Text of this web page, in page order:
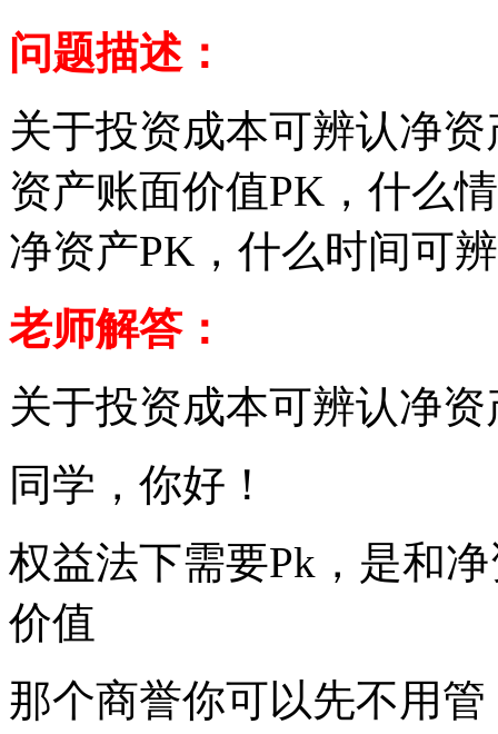
问题描述：
关于投资成本可辨认净
资产账面价值PK，什么
净资产PK，什么时间可
老师解答：
关于投资成本可辨认净
同学，你好！
权益法下需要Pk，是和
价值
那个商誉你可以先不用